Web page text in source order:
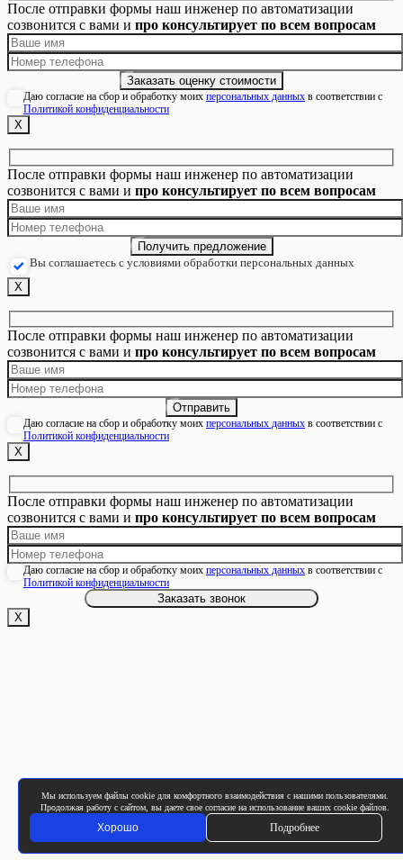
Мы используем файлы cookie для комфортного взаимодействия с нашими пользователями.
Продолжая работу с сайтом, вы даете свое согласие на использование ваших cookie файлов.
Хорошо Подробнее
После отправки формы наш инженер по автоматизации
созвонится с вами и про консультирует по всем вопросам
Даю согласие на сбор и обработку моих персональных данных в соответствии с
Политикой конфиденциальности
Х
После отправки формы наш инженер по автоматизации
созвонится с вами и про консультирует по всем вопросам
Вы соглашаетесь с условиями обработки персональных данных
Х
После отправки формы наш инженер по автоматизации
созвонится с вами и про консультирует по всем вопросам
Даю согласие на сбор и обработку моих персональных данных в соответствии с
Политикой конфиденциальности
Х
После отправки формы наш инженер по автоматизации
созвонится с вами и про консультирует по всем вопросам
Даю согласие на сбор и обработку моих персональных данных в соответствии с
Политикой конфиденциальности
Х